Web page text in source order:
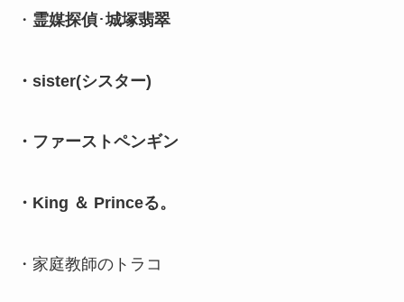
・ 霊媒探偵･城塚翡翠
・sister(シスター)
・ファーストペンギン
・King ＆ Princeる。
・家庭教師のトラコ